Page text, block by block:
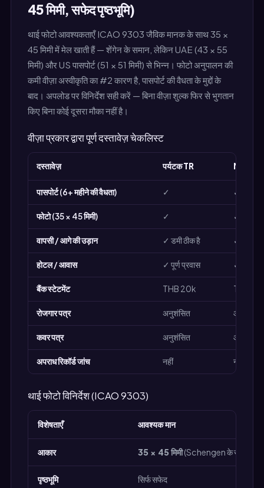
45 मिमी, सफेद पृष्ठभूमि)
थाई फोटो आवश्यकताएँ ICAO 9303 जैविक मानक के साथ 35 ×
45 मिमी में मेल खाती हैं — शेंगेन के समान, लेकिन UAE (43 × 55
मिमी) और US पासपोर्ट (51 × 51 मिमी) से भिन्न। फोटो अनुपालन की
कमी वीज़ा अस्वीकृति का #2 कारण है, पासपोर्ट की वैधता के मुद्दों के
बाद। अपलोड पर विनिर्देश सही करें — बिना वीज़ा शुल्क फिर से भुगतान
किए बिना कोई दूसरा मौका नहीं है।
वीज़ा प्रकार द्वारा पूर्ण दस्तावेज़ चेकलिस्ट
दस्तावेज़ पर्यटक TR METV
पासपोर्ट (6+ महीने की वैधता) ✓ ✓
फोटो (35 × 45 मिमी) ✓ ✓
वापसी / आगे की उड़ान ✓ डमी ठीक है ✓ डमी
होटल / आवास ✓ पूर्ण प्रवास ✓ पहली
बैंक स्टेटमेंट THB 20k THB
रोजगार पत्र अनुशंसित आवश्यक
कवर पत्र अनुशंसित आवश्यक
अपराध रिकॉर्ड जांच नहीं नहीं
थाई फोटो विनिर्देश (ICAO 9303)
विशेषताएँ आवश्यक मान
आकार 35 × 45 मिमी(Schengen के समान)
पृष्ठभूमि सिर्फ सफेद